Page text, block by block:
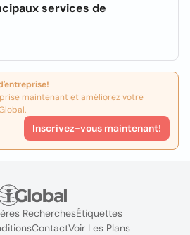
services de
maintenant et améliorez votre
Inscrivez-vous maintenant!
RecherchesÉtiquettes
ContactVoir Les Plans